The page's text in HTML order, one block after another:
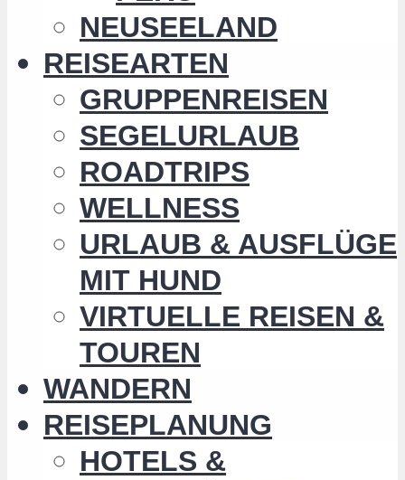
NEUSEELAND
REISEARTEN
GRUPPENREISEN
SEGELURLAUB
ROADTRIPS
WELLNESS
URLAUB & AUSFLÜGE
MIT HUND
VIRTUELLE REISEN &
TOUREN
WANDERN
REISEPLANUNG
HOTELS &